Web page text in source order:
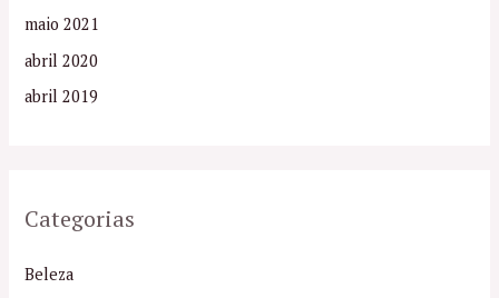
maio 2021
abril 2020
abril 2019
Categorias
Beleza